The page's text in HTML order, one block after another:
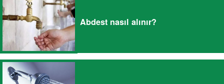
Abdest nasıl alınır?